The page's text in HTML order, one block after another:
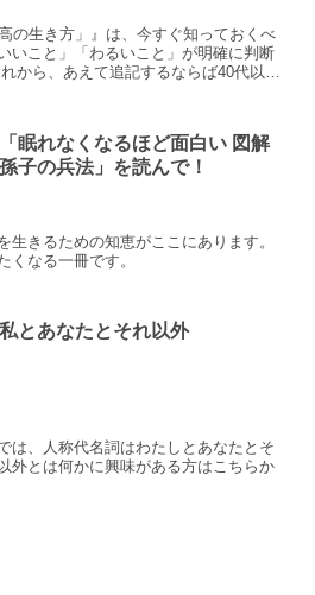
の生き方」』は、今すぐ知っておくべ
いこと」「わるいこと」が明確に判断
から、あえて追記するならば40代以外
「眠れなくなるほど面白い 図解
孫子の兵法」を読んで！
生きるための知恵がここにあります。
くなる一冊です。
私とあなたとそれ以外
は、人称代名詞はわたしとあなたとそ
外とは何かに興味がある方はこちらか